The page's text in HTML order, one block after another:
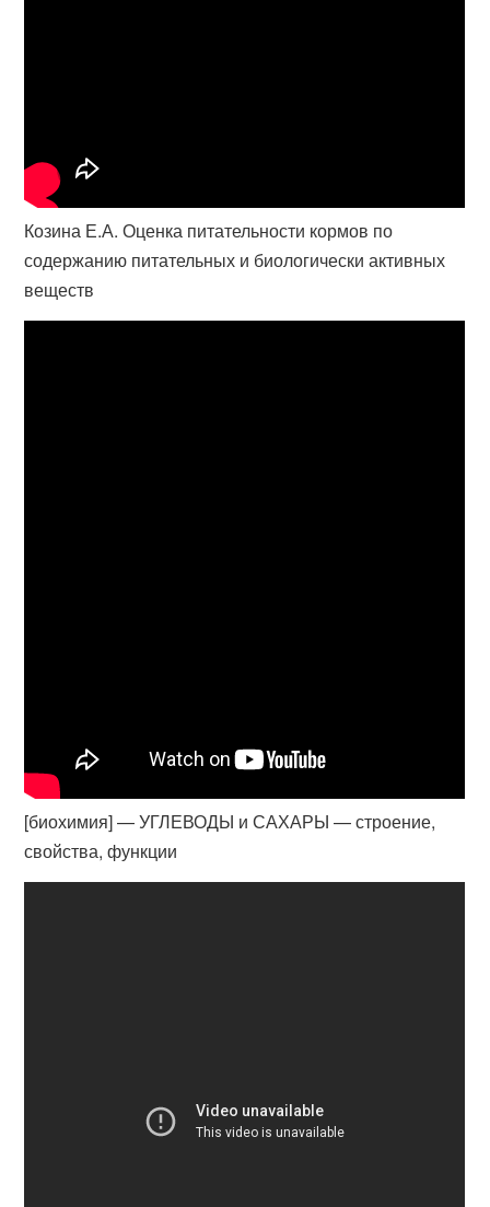
Козина Е.А. Оценка питательности кормов по
содержанию питательных и биологически активных
веществ
[биохимия] — УГЛЕВОДЫ и САХАРЫ — строение,
свойства, функции